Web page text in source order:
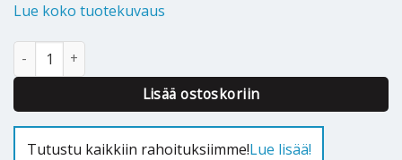
Lue koko tuotekuvaus
Ilmalämpöpumppu Gree Bora 35-A/2/W määrä
Lisää ostoskoriin
Alternative:
Tutustu kaikkiin rahoituksiimme!Lue lisää!